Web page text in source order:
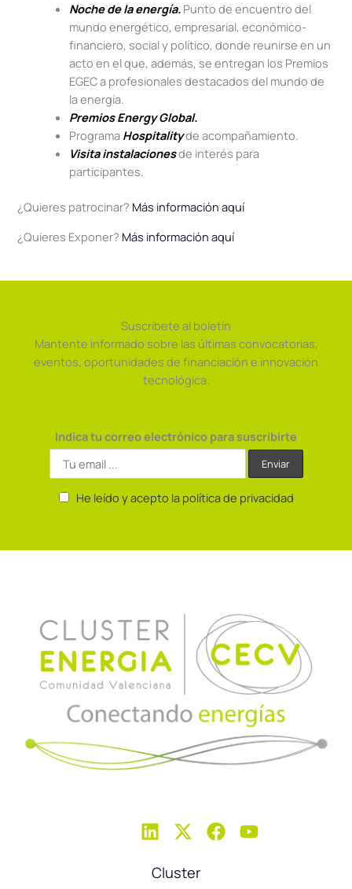
Noche de la energía. Punto de encuentro del
mundo energético, empresarial, económico-
financiero, social y político, donde reunirse en un
acto en el que, además, se entregan los Premios
EGEC a profesionales destacados del mundo de
la energía.
Premios Energy Global.
Programa Hospitalityde acompañamiento.
Visita instalacionesde interés para
participantes.
¿Quieres patrocinar? Más información aquí
¿Quieres Exponer? Más información aquí
Suscríbete al boletín
Mantente informado sobre las últimas convocatorias,
eventos, oportunidades de financiación e innovación
tecnológica.
Indica tu correo electrónico para suscribirte
He leído y acepto la política de privacidad
Cluster